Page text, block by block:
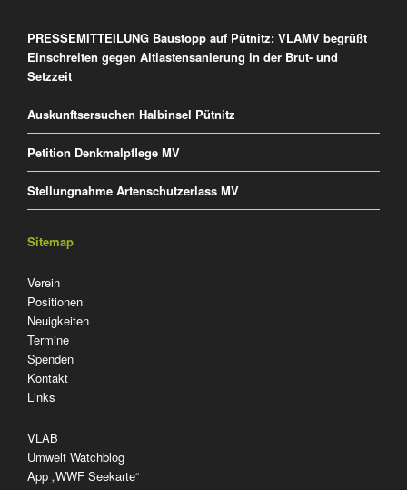
PRESSEMITTEILUNG Baustopp auf Pütnitz: VLAMV begrüßt
Einschreiten gegen Altlastensanierung in der Brut- und
Setzzeit
Auskunftsersuchen Halbinsel Pütnitz
Petition Denkmalpflege MV
Stellungnahme Artenschutzerlass MV
Sitemap
Navigation
überspringen
Verein
Positionen
Neuigkeiten
Termine
Spenden
Kontakt
Links
VLAB
Umwelt Watchblog
App „WWF Seekarte“